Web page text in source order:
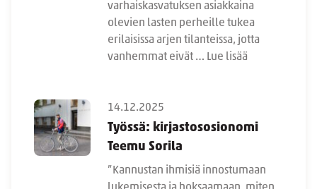
varhaiskasvatuksen asiakkaina
olevien lasten perheille tukea
erilaisissa arjen tilanteissa, jotta
vanhemmat eivät … Lue lisää
14.12.2025
Työssä: kirjastososionomi
Teemu Sorila
”Kannustan ihmisiä innostumaan